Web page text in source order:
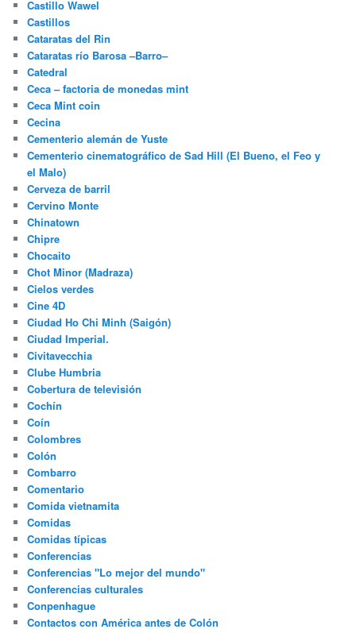
Castillo Wawel
Castillos
Cataratas del Rin
Cataratas río Barosa –Barro–
Catedral
Ceca – factoria de monedas mint
Ceca Mint coin
Cecina
Cementerio alemán de Yuste
Cementerio cinematográfico de Sad Hill (El Bueno, el Feo y
el Malo)
Cerveza de barril
Cervino Monte
Chinatown
Chipre
Chocaito
Chot Minor (Madraza)
Cielos verdes
Cine 4D
Ciudad Ho Chi Minh (Saigón)
Ciudad Imperial.
Civitavecchia
Clube Humbria
Cobertura de televisión
Cochín
Coín
Colombres
Colón
Combarro
Comentario
Comida vietnamita
Comidas
Comidas típicas
Conferencias
Conferencias "Lo mejor del mundo"
Conferencias culturales
Conpenhague
Contactos con América antes de Colón